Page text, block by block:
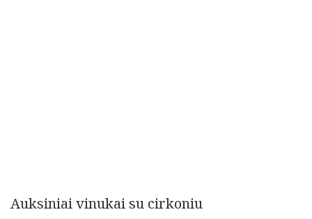
Auksiniai vinukai su cirkoniu